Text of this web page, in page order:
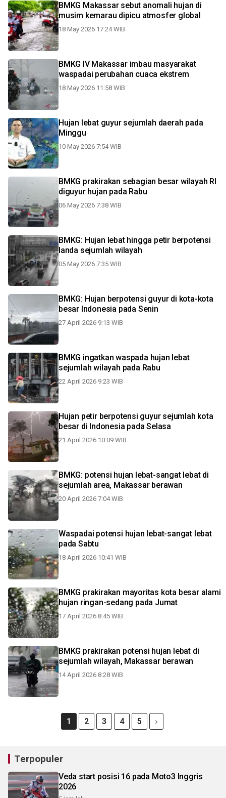
BMKG Makassar sebut anomali hujan di
musim kemarau dipicu atmosfer global
18 May 2026 17:24 WIB
BMKG IV Makassar imbau masyarakat
waspadai perubahan cuaca ekstrem
18 May 2026 11:58 WIB
Hujan lebat guyur sejumlah daerah pada
Minggu
10 May 2026 7:54 WIB
BMKG prakirakan sebagian besar wilayah RI
diguyur hujan pada Rabu
06 May 2026 7:38 WIB
BMKG: Hujan lebat hingga petir berpotensi
landa sejumlah wilayah
05 May 2026 7:35 WIB
BMKG: Hujan berpotensi guyur di kota-kota
besar Indonesia pada Senin
27 April 2026 9:13 WIB
BMKG ingatkan waspada hujan lebat
sejumlah wilayah pada Rabu
22 April 2026 9:23 WIB
Hujan petir berpotensi guyur sejumlah kota
besar di Indonesia pada Selasa
21 April 2026 10:09 WIB
BMKG: potensi hujan lebat-sangat lebat di
sejumlah area, Makassar berawan
20 April 2026 7:04 WIB
Waspadai potensi hujan lebat-sangat lebat
pada Sabtu
18 April 2026 10:41 WIB
BMKG prakirakan mayoritas kota besar alami
hujan ringan-sedang pada Jumat
17 April 2026 8:45 WIB
BMKG prakirakan potensi hujan lebat di
sejumlah wilayah, Makassar berawan
14 April 2026 8:28 WIB
1 2 3 4 5
Terpopuler
Veda start posisi 16 pada Moto3 Inggris
2026